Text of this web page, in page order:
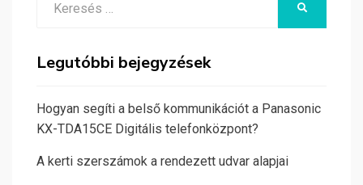
Legutóbbi bejegyzések
Hogyan segíti a belső kommunikációt a Panasonic
KX-TDA15CE Digitális telefonközpont?
A kerti szerszámok a rendezett udvar alapjai